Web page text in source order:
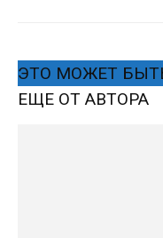
ЭТО МОЖЕТ
ЕЩЕ ОТ АВТОРА